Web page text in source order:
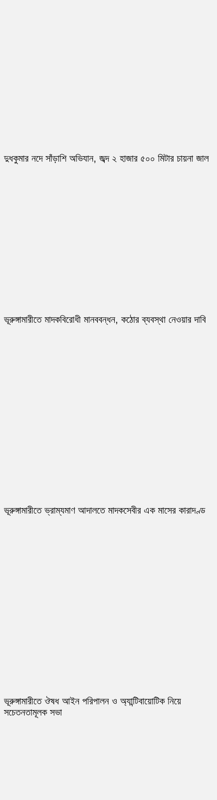
দুধকুমার নদে সাঁড়াশি অভিযান, জব্দ ২ হাজার ৫০০ মিটার চায়না জাল
ভূরুঙ্গামারীতে মাদকবিরোধী মানববন্ধন, কঠোর ব্যবস্থা নেওয়ার দাবি
ভূরুঙ্গামারীতে ভ্রাম্যমাণ আদালতে মাদকসেবীর এক মাসের কারাদণ্ড
ভূরুঙ্গামারীতে ঔষধ আইন পরিপালন ও অ্যান্টিবায়োটিক নিয়ে
সচেতনতামূলক সভা